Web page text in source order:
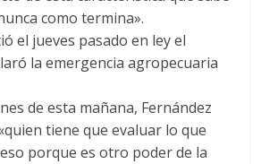
como termina».
el jueves pasado en ley el
la emergencia agropecuaria
de esta mañana, Fernández
tiene que evaluar lo que
porque es otro poder de la